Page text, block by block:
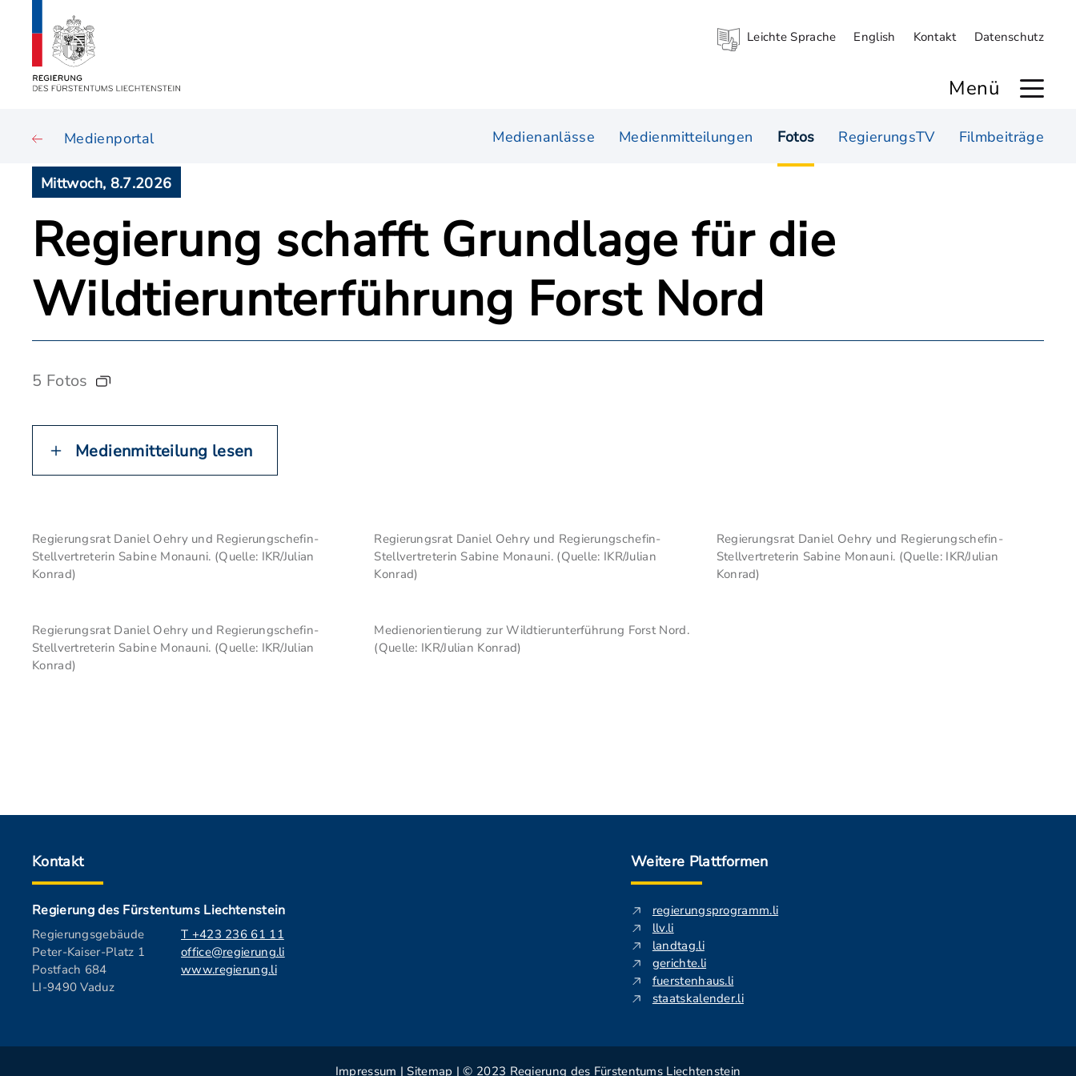
Leichte Sprache English Kontakt Datenschutz
Menü
Medienportal Medienanlässe Medienmitteilungen Fotos RegierungsTV Filmbeiträge
Mittwoch, 8.7.2026
Regierung schafft Grundlage für die
Wildtierunterführung Forst Nord
5 Fotos
Medienmitteilung lesen
Regierungsrat Daniel Oehry und Regierungschefin-
Stellvertreterin Sabine Monauni. (Quelle: IKR/Julian
Konrad)
Regierungsrat Daniel Oehry und Regierungschefin-
Stellvertreterin Sabine Monauni. (Quelle: IKR/Julian
Konrad)
Regierungsrat Daniel Oehry und Regierungschefin-
Stellvertreterin Sabine Monauni. (Quelle: IKR/Julian
Konrad)
Regierungsrat Daniel Oehry und Regierungschefin-
Stellvertreterin Sabine Monauni. (Quelle: IKR/Julian
Konrad)
Medienorientierung zur Wildtierunterführung Forst Nord.
(Quelle: IKR/Julian Konrad)
Kontakt
Regierung des Fürstentums Liechtenstein
Regierungsgebäude
Peter-Kaiser-Platz 1
Postfach 684
LI-9490 Vaduz
T +423 236 61 11
office@regierung.li
www.regierung.li
Weitere Plattformen
regierungsprogramm.li
llv.li
landtag.li
gerichte.li
fuerstenhaus.li
staatskalender.li
Impressum | Sitemap | © 2023 Regierung des Fürstentums Liechtenstein